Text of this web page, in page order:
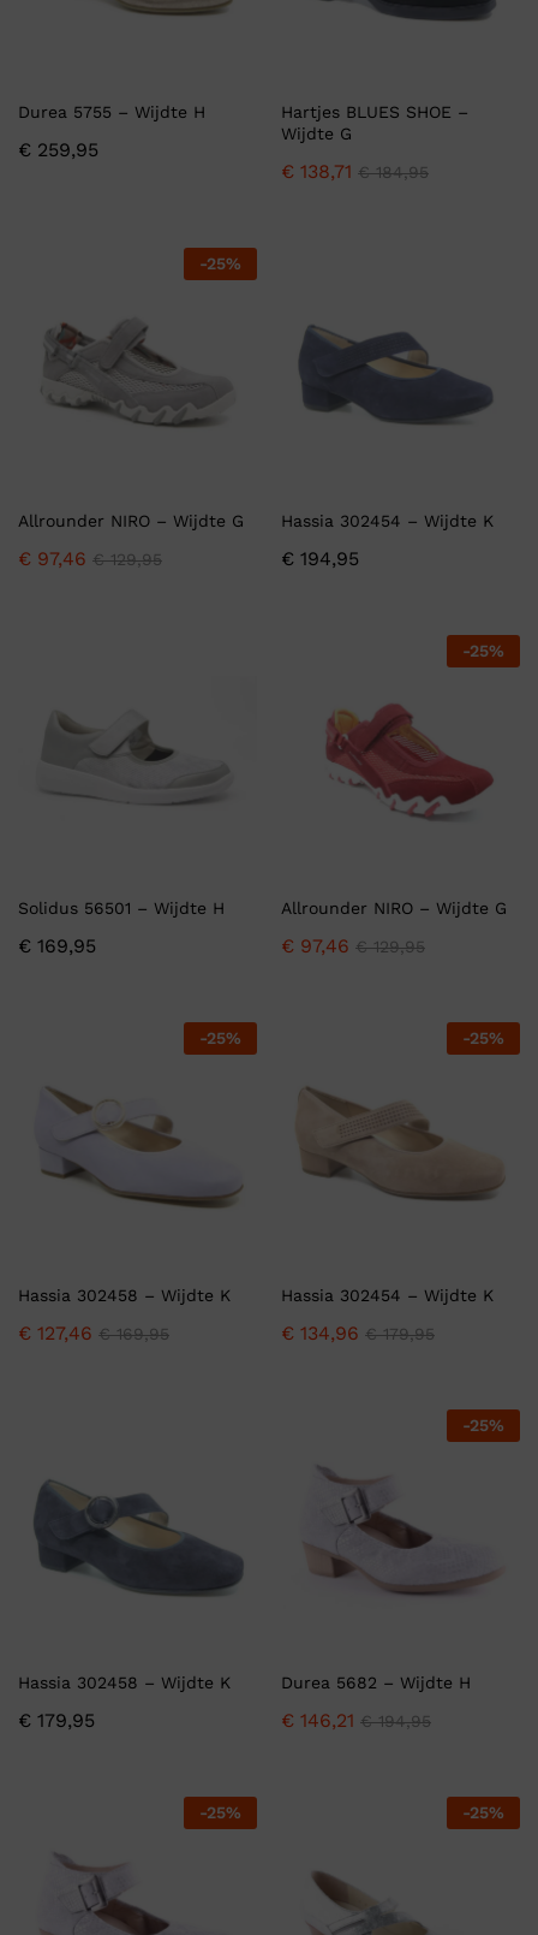
Durea 5755 – Wijdte H
€ 259,95
Hartjes BLUES SHOE –
Wijdte G
€ 138,71 €184,95
-25%
Allrounder NIRO – Wijdte G
€ 97,46 €129,95
Hassia 302454 – Wijdte K
€ 194,95
Solidus 56501 – Wijdte H
€ 169,95
-25%
Allrounder NIRO – Wijdte G
€ 97,46 €129,95
-25%
Hassia 302458 – Wijdte K
€ 127,46 €169,95
-25%
Hassia 302454 – Wijdte K
€ 134,96 €179,95
Hassia 302458 – Wijdte K
€ 179,95
-25%
Durea 5682 – Wijdte H
€ 146,21 €194,95
-25% -25%